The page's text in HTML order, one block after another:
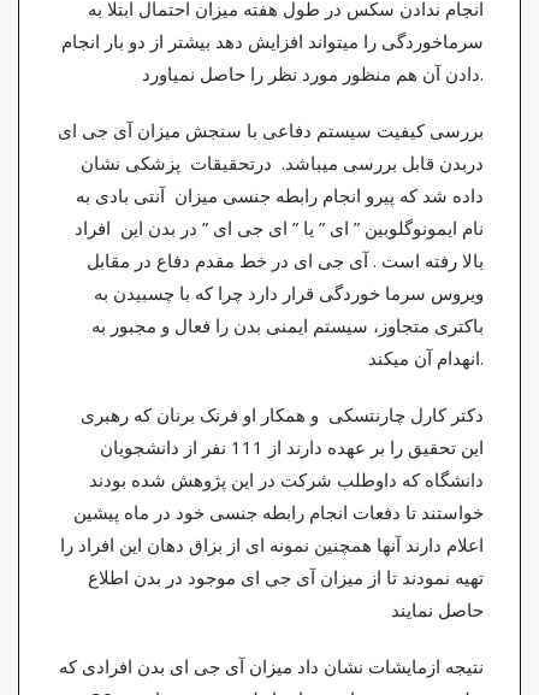
انجام ندادن سکس در طول هفته میزان احتمال ابتلا به
سرماخوردگی را میتواند افزایش دهد بیشتر از دو بار انجام
دادن آن هم منظور مورد نظر را حاصل نمیاورد.
بررسی کیفیت سیستم دفاعی با سنجش میزان آی جی ای
دربدن قابل بررسی میباشد. درتحقیقات پزشکی نشان
داده شد که پیرو انجام رابطه جنسی میزان آنتی بادی به
نام ایمونوگلوبین ” ای ” یا ” ای جی ای ” در بدن این افراد
بالا رفته است . آی جی ای در خط مقدم دفاع در مقابل
ویروس سرما خوردگی قرار دارد چرا که با چسبیدن به
باکتری متجاوز، سیستم ایمنی بدن را فعال و مجبور به
انهدام آن میکند.
دکتر کارل چارنتسکی و همکار او فرنک برنان که رهبری
این تحقیق را بر عهده دارند از 111 نفر از دانشجویان
دانشگاه که داوطلب شرکت در این پژوهش شده بودند
خواستند تا دفعات انجام رابطه جنسی خود در ماه پیشین
اعلام دارند آنها همچنین نمونه ای از بزاق دهان این افراد را
تهیه نمودند تا از میزان آی جی ای موجود در بدن اطلاع
حاصل نمایند
نتیجه ازمایشات نشان داد میزان آی جی ای بدن افرادی که